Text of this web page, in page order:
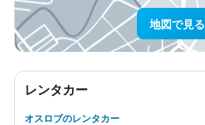
地図で見る
レンタカー
オスロブのレンタカー